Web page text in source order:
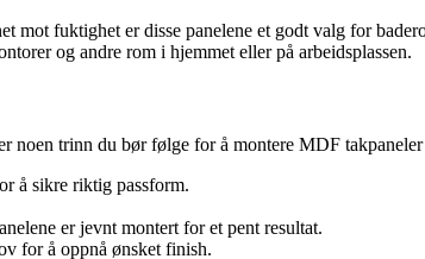
fuktighet er disse panelene et godt valg for
og andre rom i hjemmet eller på arbeidsplassen.
trinn du bør følge for å montere MDF
å sikre riktig passform.
er jevnt montert for et pent resultat.
for å oppnå ønsket finish.